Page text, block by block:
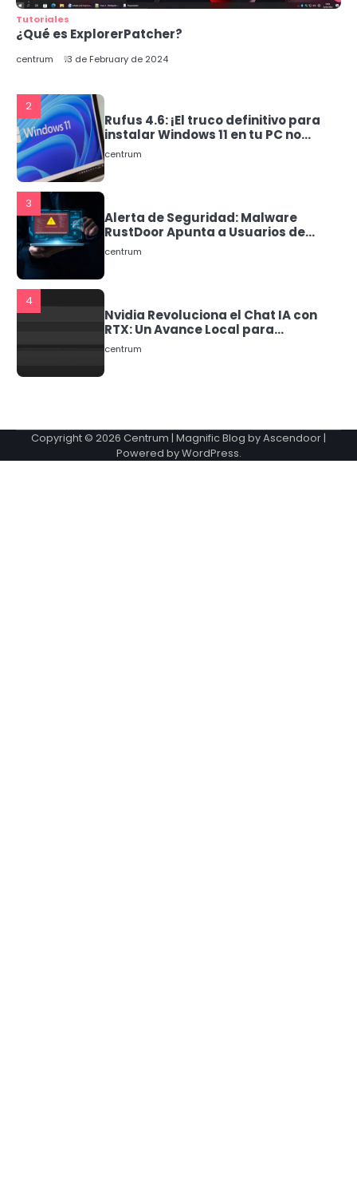
Tutoriales
¿Qué es ExplorerPatcher?
centrum 13 de February de 2024
1
¡Conoce los Core Ultra 200S con IA
integrada!
centrum
2
Rufus 4.6: ¡El truco definitivo para
instalar Windows 11 en tu PC no
compatible!
centrum
3
Alerta de Seguridad: Malware
RustDoor Apunta a Usuarios de
macOS
centrum
4
Nvidia Revoluciona el Chat IA con
RTX: Un Avance Local para
Usuarios de Windows
centrum
Revolución de Google en
Inteligencia Artificial
Copyright © 2026 Centrum | Magnific Blog byAscendoor |
Powered byWordPress.